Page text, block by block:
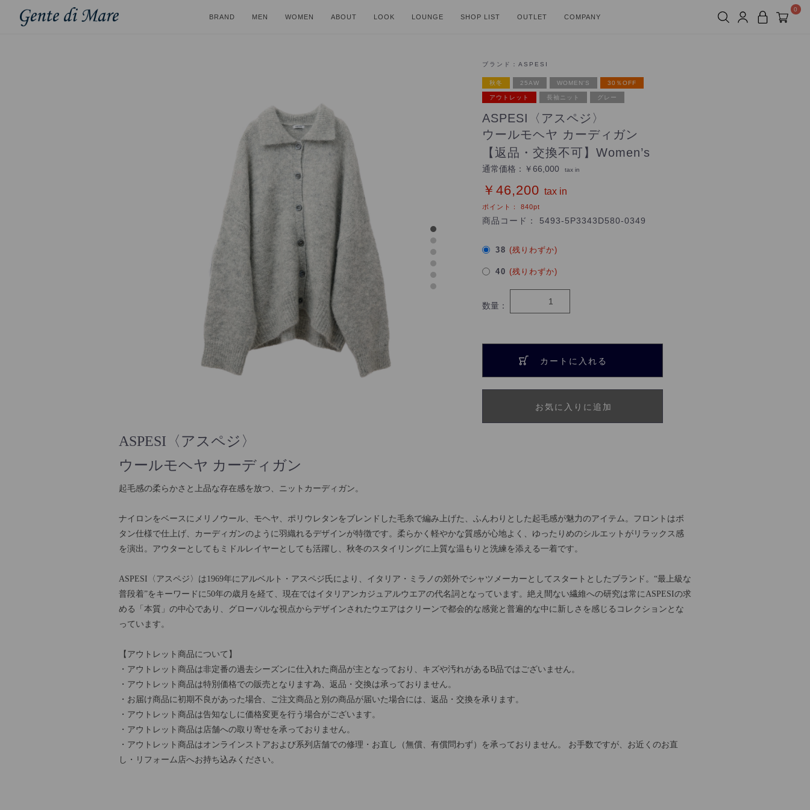
BRAND MEN WOMEN ABOUT LOOK LOUNGE SHOP LIST OUTLET COMPANY
0
ブランド： ASPESI
秋冬 25AW WOMEN'S 30％OFF
アウトレット 長袖ニット グレー
ASPESI〈アスペジ〉
ウールモヘヤ カーディガン
【返品・交換不可】Women’s
通常価格： ￥66,000 tax in
￥46,200 tax in
ポイント： 840pt
商品コード： 5493-5P3343D580-0349
38 (残りわずか)
40 (残りわずか)
数量：
カートに入れる
お気に入りに追加
ASPESI〈アスペジ〉
ウールモヘヤ カーディガン
起毛感の柔らかさと上品な存在感を放つ、ニットカーディガン。
ナイロンをベースにメリノウール、モヘヤ、ポリウレタンをブレンドした毛糸で編み上げた、ふんわりとした起毛感が魅力のアイテム。フロントはボ
タン仕様で仕上げ、カーディガンのように羽織れるデザインが特徴です。柔らかく軽やかな質感が心地よく、ゆったりめのシルエットがリラックス感
を演出。アウターとしてもミドルレイヤーとしても活躍し、秋冬のスタイリングに上質な温もりと洗練を添える一着です。
ASPESI〈アスペジ〉は1969年にアルベルト・アスペジ氏により、イタリア・ミラノの郊外でシャツメーカーとしてスタートとしたブランド。“最上級な
普段着”をキーワードに50年の歳月を経て、現在ではイタリアンカジュアルウエアの代名詞となっています。絶え間ない繊維への研究は常にASPESIの求
める「本質」の中心であり、グローバルな視点からデザインされたウエアはクリーンで都会的な感覚と普遍的な中に新しさを感じるコレクションとな
っています。
【アウトレット商品について】
・アウトレット商品は非定番の過去シーズンに仕入れた商品が主となっており、キズや汚れがあるB品ではございません。
・アウトレット商品は特別価格での販売となります為、返品・交換は承っておりません。
・お届け商品に初期不良があった場合、ご注文商品と別の商品が届いた場合には、返品・交換を承ります。
・アウトレット商品は告知なしに価格変更を行う場合がございます。
・アウトレット商品は店舗への取り寄せを承っておりません。
・アウトレット商品はオンラインストアおよび系列店舗での修理・お直し（無償、有償問わず）を承っておりません。 お手数ですが、お近くのお直
し・リフォーム店へお持ち込みください。